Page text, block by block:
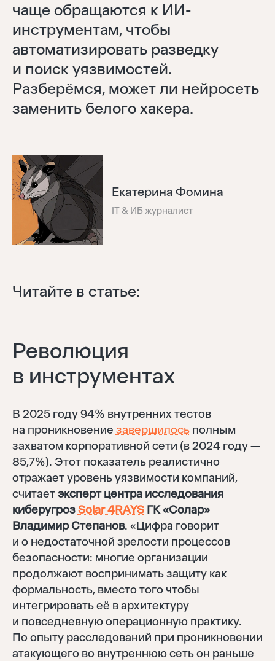
чаще обращаются к ИИ-
инструментам, чтобы
автоматизировать разведку
и поиск уязвимостей.
Разберёмся, может ли нейросеть
заменить белого хакера.
Екатерина Фомина
IT & ИБ журналист
Читайте в статье:
Революция
в инструментах
В 2025 году 94% внутренних тестов
на проникновение завершилосьполным
захватом корпоративной сети (в 2024 году —
85,7%). Этот показатель реалистично
отражает уровень уязвимости компаний,
считаетэксперт центра исследования
киберугрозSolar 4RAYSГК «Солар»
Владимир Степанов. «Цифра говорит
и о недостаточной зрелости процессов
безопасности: многие организации
продолжают воспринимать защиту как
формальность, вместо того чтобы
интегрировать её в архитектуру
и повседневную операционную практику.
По опыту расследований при проникновении
атакующего во внутреннюю сеть он раньше